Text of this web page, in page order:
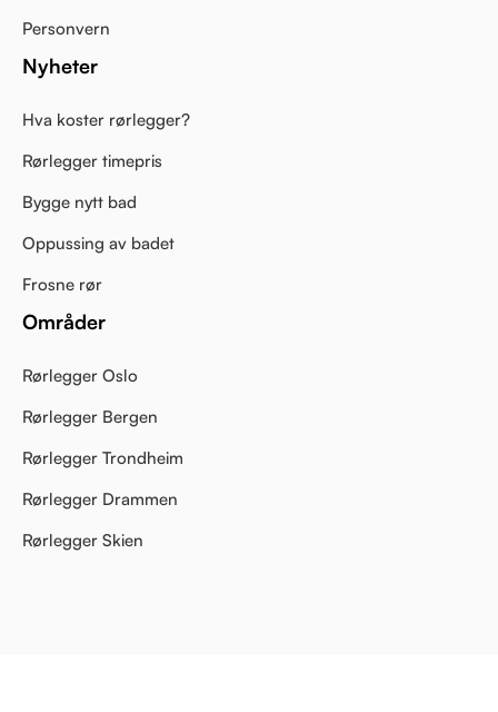
Personvern
Nyheter
Hva koster rørlegger?
Rørlegger timepris
Bygge nytt bad
Oppussing av badet
Frosne rør
Områder
Rørlegger Oslo
Rørlegger Bergen
Rørlegger Trondheim
Rørlegger Drammen
Rørlegger Skien